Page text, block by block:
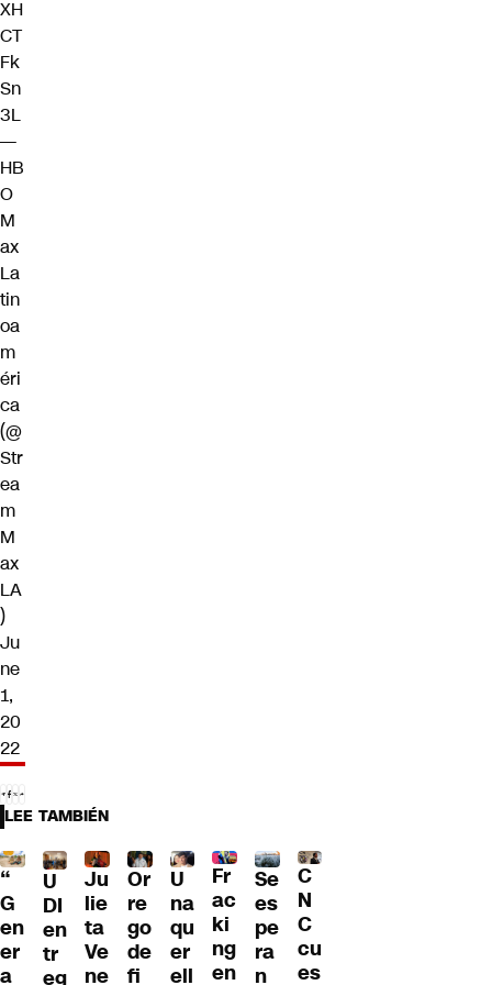
XH
CT
Fk
Sn
3L
—
HB
O
M
ax
La
tin
oa
m
éri
ca
(@
Str
ea
m
M
ax
LA
)
Ju
ne
1,
20
22
LEE TAMBIÉN
“
G
en
er
a
U
DI
en
tr
eg
Ju
lie
ta
Ve
ne
Or
re
go
de
fi
U
na
qu
er
ell
Fr
ac
ki
ng
en
Se
es
pe
ra
n
C
N
C
cu
es